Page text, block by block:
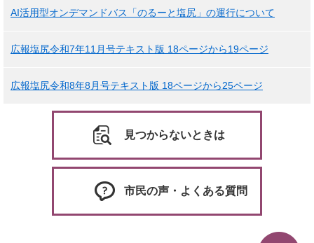
AI活用型オンデマンドバス「のるーと塩尻」の運行について
広報塩尻令和7年11月号テキスト版 18ページから19ページ
広報塩尻令和8年8月号テキスト版 18ページから25ページ
見つからないときは
市民の声・よくある質問